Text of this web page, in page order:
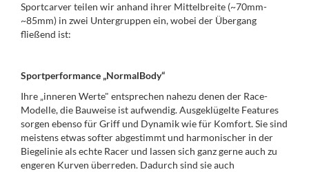
Sportcarver teilen wir anhand ihrer Mittelbreite (~70mm-
~85mm) in zwei Untergruppen ein, wobei der Übergang
fließend ist:
Sportperformance „NormalBody“
Ihre „inneren Werte" entsprechen nahezu denen der Race-
Modelle, die Bauweise ist aufwendig. Ausgeklügelte Features
sorgen ebenso für Griff und Dynamik wie für Komfort. Sie sind
meistens etwas softer abgestimmt und harmonischer in der
Biegelinie als echte Racer und lassen sich ganz gerne auch zu
engeren Kurven überreden. Dadurch sind sie auch